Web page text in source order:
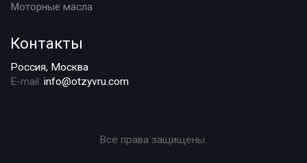
Моторные масла
Контакты
Россия, Москва
E-mail: info@otzyvru.com
Все права защищены.